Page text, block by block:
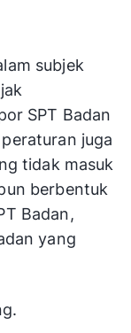
subjek
SPT Badan
juga
tidak masuk
berbentuk
Badan,
yang